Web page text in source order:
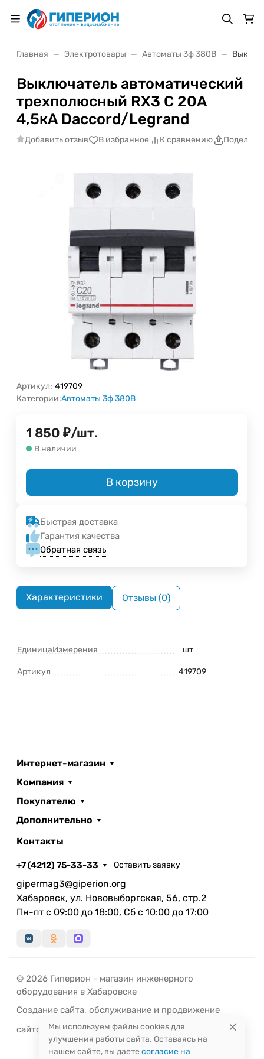
Главная Электротовары Автоматы 3ф 380В
Выключатель автоматический
трехполюсный RX3 C 20А
4,5кА Daccord/Legrand
Добавить отзыв В избранное К сравнению
Артикул: 419709
Категории:Автоматы 3ф 380В
1 850 ₽/шт.
В наличии
В корзину
Быстрая доставка
Гарантия качества
Обратная связь
Характеристики Отзывы (0)
ЕдиницаИзмерения шт
Артикул 419709
Интернет-магазин
Компания
Покупателю
Дополнительно
Контакты
+7 (4212) 75-33-33 Оставить заявку
gipermag3@giperion.org
Хабаровск, ул. Нововыборгская, 56, стр.2
Пн-пт с 09:00 до 18:00, Сб с 10:00 до 17:00
© 2026 Гиперион - магазин инженерного
оборудования в Хабаровске
Создание сайта, обслуживание и продвижение
сайтов
-РЭДЛАЙН
Мы используем файлы cookies для
улучшения работы сайта. Оставаясь на
нашем сайте, вы даете согласие на